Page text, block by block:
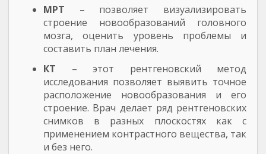
МРТ – позволяет визуализировать
строение новообразований головного
мозга, оценить уровень проблемы и
составить план лечения.
КТ – этот рентгеновский метод
исследования позволяет выявить точное
расположение новообразования и его
строение. Врач делает ряд рентгеновских
снимков в разных плоскостях как с
применением контрастного вещества, так
и без него.